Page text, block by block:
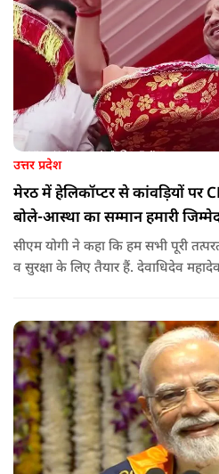
उत्तर प्रदेश
मेरठ में हेलिकॉप्टर से कांवड़ियों पर
बोले-आस्था का सम्मान हमारी
सीएम योगी ने कहा कि हम सभी पूरी
व सुरक्षा के लिए तैयार हैं. देवाधिदेव
पात, क्षेत्र व प्रांत की सीमाओं से ऊपर
है.